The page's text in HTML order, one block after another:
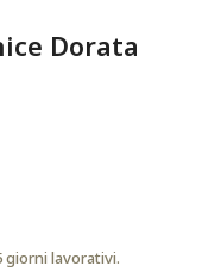
Dorata
giorni lavorativi.